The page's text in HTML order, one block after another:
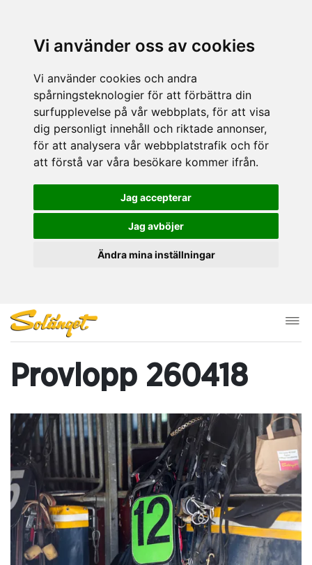
Vi använder oss av cookies
Vi använder cookies och andra
spårningsteknologier för att förbättra din
surfupplevelse på vår webbplats, för att visa
dig personligt innehåll och riktade annonser,
för att analysera vår webbplatstrafik och för
att förstå var våra besökare kommer ifrån.
Jag accepterar
Jag avböjer
Ändra mina inställningar
Provlopp 260418